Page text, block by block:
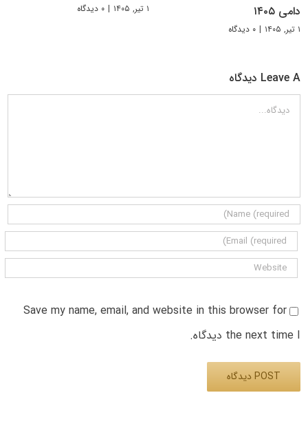
دامی ۱۴۰۵
۱ تیر, ۱۴۰۵ | ۰ دیدگاه
۱ تیر, ۱۴۰۵ | ۰ دیدگاه
Leave A دیدگاه
دیدگاه
Save my name, email, and website in this browser for
the next time I دیدگاه.